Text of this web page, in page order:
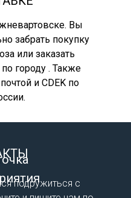
Вы
забрать покупку
или заказать
городу . Также
и CDEK по
подружиться с